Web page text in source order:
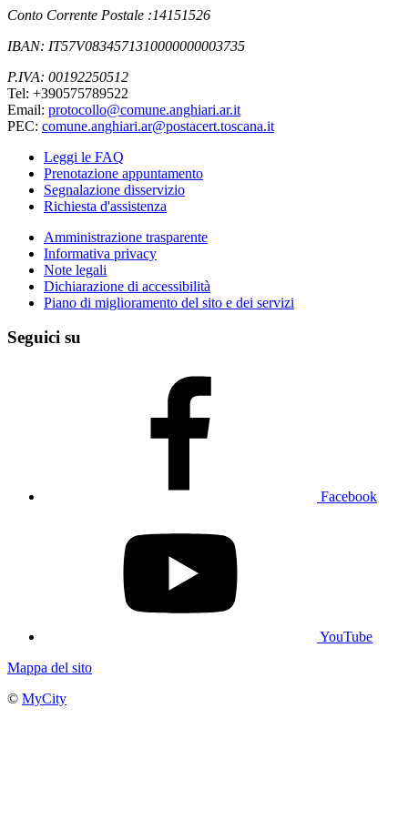
Conto Corrente Postale :14151526
IBAN: IT57V0834571310000000003735
P.IVA: 00192250512
Tel: +390575789522
Email: protocollo@comune.anghiari.ar.it
PEC: comune.anghiari.ar@postacert.toscana.it
Leggi le FAQ
Prenotazione appuntamento
Segnalazione disservizio
Richiesta d'assistenza
Amministrazione trasparente
Informativa privacy
Note legali
Dichiarazione di accessibilità
Piano di miglioramento del sito e dei servizi
Seguici su
Facebook
YouTube
Mappa del sito
© MyCity